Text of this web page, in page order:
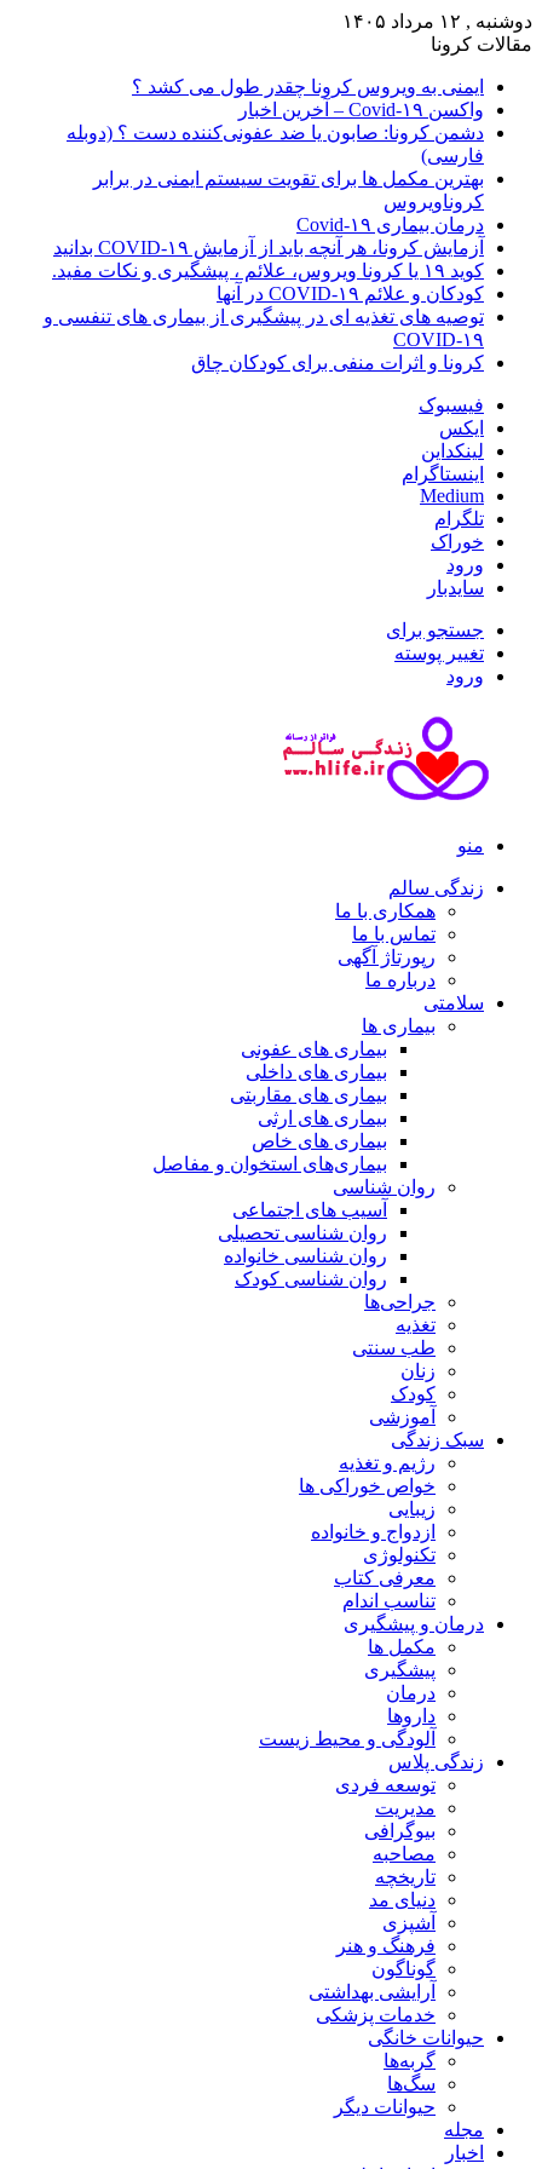
دوشنبه , ۱۲ مرداد ۱۴۰۵
مقالات کرونا
ایمنی به ویروس کرونا چقدر طول می کشد ؟
واکسن Covid-۱۹ – آخرین اخبار
دشمن کرونا: صابون یا ضد عفونی‌کننده دست ؟ (دوبله
فارسی)
بهترین مکمل ها برای تقویت سیستم ایمنی در برابر
کروناویروس
درمان بیماری Covid-۱۹
آزمایش کرونا، هر آنچه باید از آزمایش COVID-۱۹ بدانید
کوید ۱۹ یا کرونا ویروس، علائم ، پیشگیری و نکات مفید.
کودکان و علائم COVID-۱۹ در آنها
توصیه های تغذیه ای در پیشگیری از بیماری های تنفسی و
COVID-۱۹
کرونا و اثرات منفی برای کودکان چاق
فیسبوک
ایکس
لینکداین
اینستاگرام
Medium
تلگرام
خوراک
ورود
سایدبار
جستجو برای
تغییر پوسته
ورود
منو
زندگی سالم
همکاری با ما
تماس با ما
رپورتاژ آگهی
درباره ما
سلامتی
بیماری ها
بیماری های عفونی
بیماری های داخلی
بیماری های مقاربتی
بیماری های ارثی
بیماری های خاص
بیماری‌های استخوان و مفاصل
روان شناسی
آسیب های اجتماعی
روان شناسی تحصیلی
روان شناسی خانواده
روان شناسی کودک
جراحی‌ها
تغذیه
طب سنتی
زنان
کودک
آموزشی
سبک زندگی
رژیم و تغذیه
خواص خوراکی ها
زیبایی
ازدواج و خانواده
تکنولوژی
معرفی کتاب
تناسب اندام
درمان و پیشگیری
مکمل ها
پیشگیری
درمان
داروها
آلودگی و محیط زیست
زندگی پلاس
توسعه فردی
مدیریت
بیوگرافی
مصاحبه
تاریخچه
دنیای مد
آشپزی
فرهنگ و هنر
گوناگون
آرایشی بهداشتی
خدمات پزشکی
حیوانات خانگی
گربه‌ها
سگ‌ها
حیوانات دیگر
مجله
اخبار